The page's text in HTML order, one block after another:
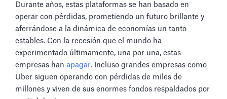
Durante años, estas plataformas se han basado en
operar con pérdidas, prometiendo un futuro brillante y
aferrándose a la dinámica de economías un tanto
estables. Con la recesión que el mundo ha
experimentado últimamente, una por una, estas
empresas han apagar. Incluso grandes empresas como
Uber siguen operando con pérdidas de miles de
millones y viven de sus enormes fondos respaldados por